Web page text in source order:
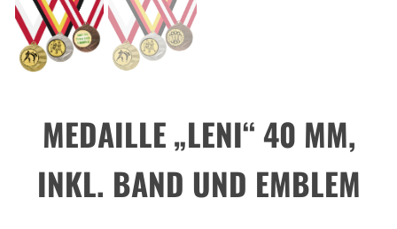
MEDAILLE „LENI“ 40 MM,
INKL. BAND UND EMBLEM